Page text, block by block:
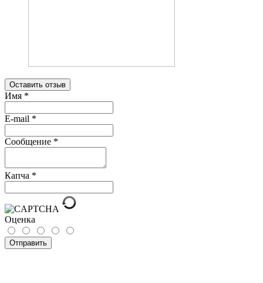
Оставить отзыв
Имя *
E-mail *
Сообщение *
Капча *
Оценка
Отправить